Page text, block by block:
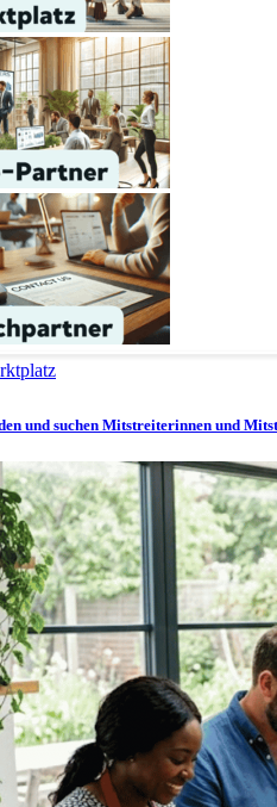
und suchen Mitstreiterinnen und